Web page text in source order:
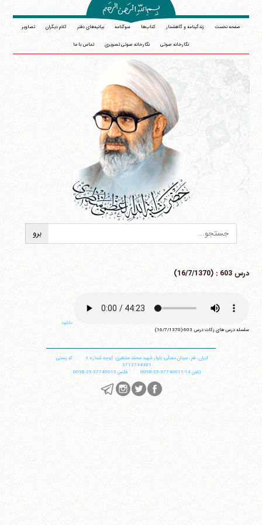
صفحه نخست زندگینامه و گاهشمار کتاب‌ها سوگنامه بیانیه‌های دفتر کلام دیگران تصاویر
نگارخانه صوتی نگارخانه صوتی تصویری تماس با ما
درس 603 : (16/7/1370)
دانلود
سلسله درس های زکات درس 603 (16/7/1370)
ایران،قم،میدان مصلّی، بلوار شهید محمّد منتظری، كوچه شماره ٨
کد پستی:
3713744381
تلفن14-37740011-25-0098 فکس 37740015-25-0098
آیت‌الله منتظری
وب سایت رسمی آیت‌الله منتظری
قم،میدان مصلّی، بلوار شهید محمّد منتظری، كوچه
شماره ٨ کد پستی: 3713744381
فکس37740015-25-98+